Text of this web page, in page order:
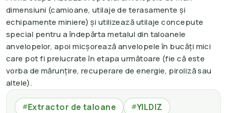
dimensiuni (camioane, utilaje de terasamente și
echipamente miniere) și utilizează utilaje concepute
special pentru a îndepărta metalul din taloanele
anvelopelor, apoi micșorează anvelopele în bucăți mici
care pot fi prelucrate în etapa următoare (fie că este
vorba de mărunțire, recuperare de energie, piroliză sau
altele).
#Extractor de taloane #YILDIZ